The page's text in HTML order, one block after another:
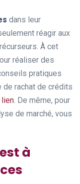
dans leur
réagir aux
À cet
réaliser des
pratiques
rachat de crédits
. De même, pour
de marché, vous
à